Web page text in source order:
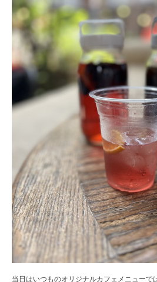
当日はいつものオリジナルカフェメニューで